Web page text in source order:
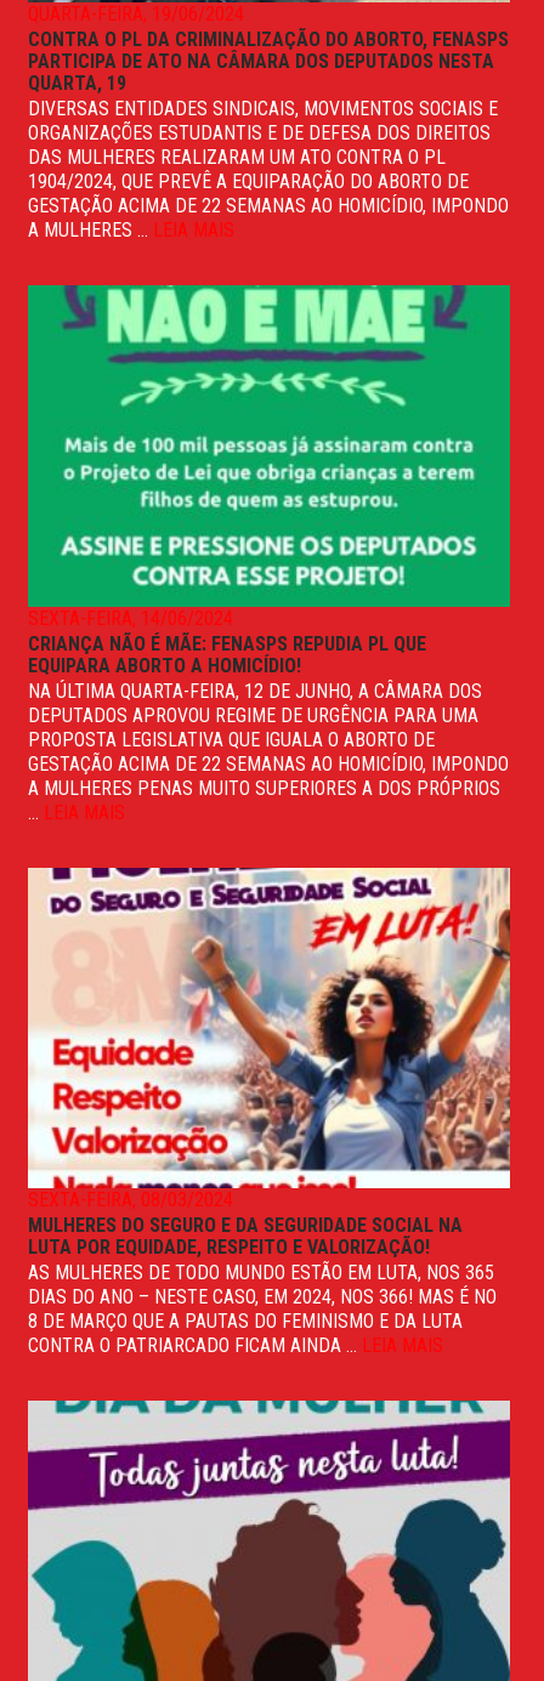
QUARTA-FEIRA, 19/06/2024
CONTRA O PL DA CRIMINALIZAÇÃO DO ABORTO, FENASPS
PARTICIPA DE ATO NA CÂMARA DOS DEPUTADOS NESTA
QUARTA, 19
DIVERSAS ENTIDADES SINDICAIS, MOVIMENTOS SOCIAIS E
ORGANIZAÇÕES ESTUDANTIS E DE DEFESA DOS DIREITOS
DAS MULHERES REALIZARAM UM ATO CONTRA O PL
1904/2024, QUE PREVÊ A EQUIPARAÇÃO DO ABORTO DE
GESTAÇÃO ACIMA DE 22 SEMANAS AO HOMICÍDIO, IMPONDO
A MULHERES ... LEIA MAIS
SEXTA-FEIRA, 14/06/2024
CRIANÇA NÃO É MÃE: FENASPS REPUDIA PL QUE
EQUIPARA ABORTO A HOMICÍDIO!
NA ÚLTIMA QUARTA-FEIRA, 12 DE JUNHO, A CÂMARA DOS
DEPUTADOS APROVOU REGIME DE URGÊNCIA PARA UMA
PROPOSTA LEGISLATIVA QUE IGUALA O ABORTO DE
GESTAÇÃO ACIMA DE 22 SEMANAS AO HOMICÍDIO, IMPONDO
A MULHERES PENAS MUITO SUPERIORES A DOS PRÓPRIOS
... LEIA MAIS
SEXTA-FEIRA, 08/03/2024
MULHERES DO SEGURO E DA SEGURIDADE SOCIAL NA
LUTA POR EQUIDADE, RESPEITO E VALORIZAÇÃO!
AS MULHERES DE TODO MUNDO ESTÃO EM LUTA, NOS 365
DIAS DO ANO – NESTE CASO, EM 2024, NOS 366! MAS É NO
8 DE MARÇO QUE A PAUTAS DO FEMINISMO E DA LUTA
CONTRA O PATRIARCADO FICAM AINDA ... LEIA MAIS